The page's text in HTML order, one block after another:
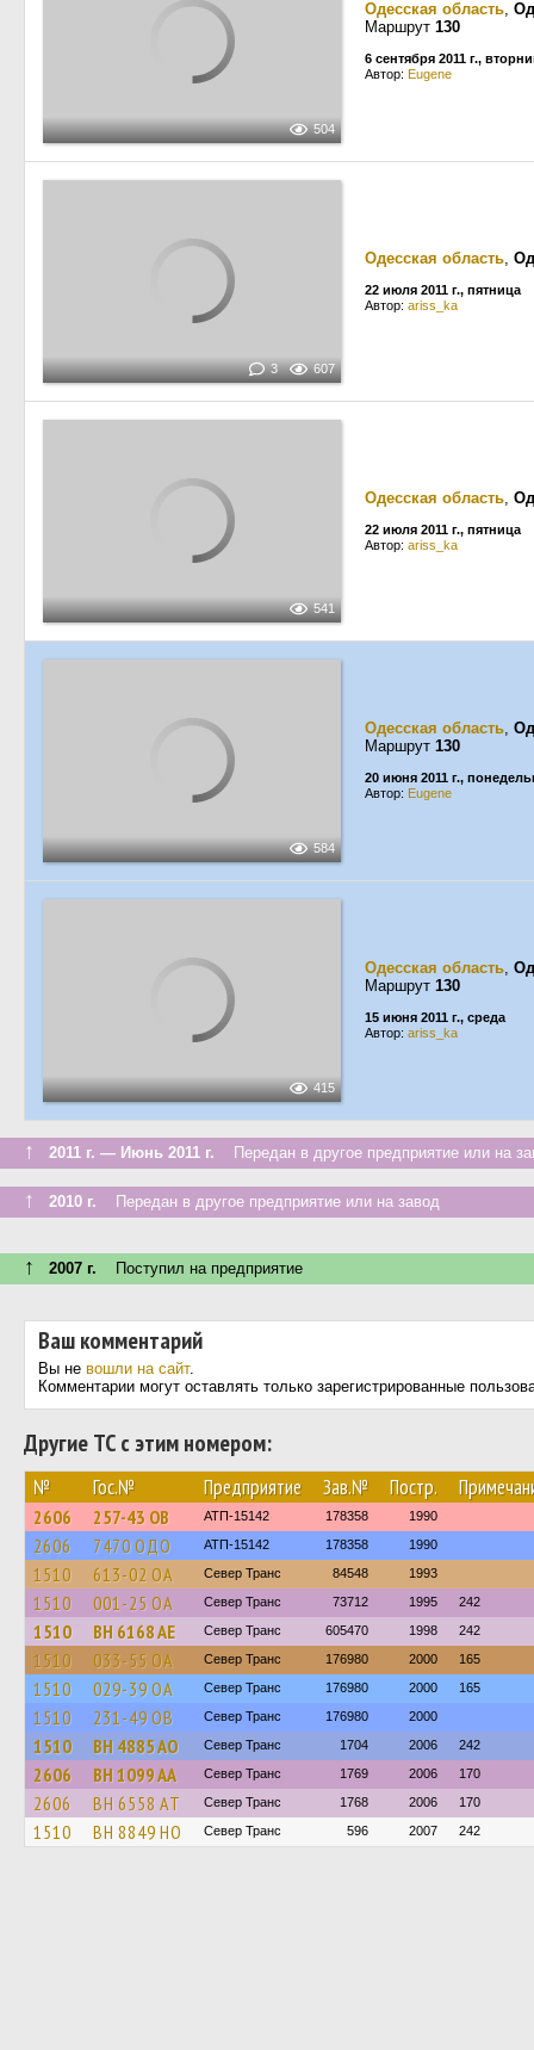
504
Одесская область,
Маршрут 130
6 сентября 2011 г.,
Автор: Eugene
3 607
Одесская область,
22 июля 2011 г., пятница
Автор: ariss_ka
541
Одесская область,
22 июля 2011 г., пятница
Автор: ariss_ka
584
Одесская область,
Маршрут 130
20 июня 2011 г.,
Автор: Eugene
415
Одесская область,
Маршрут 130
15 июня 2011 г., среда
Автор: ariss_ka
↑ 2011 г. — Июнь 2011 г. Передан в другое предприятие или на
↑ 2010 г. Передан в другое предприятие или на завод
↑ 2007 г. Поступил на предприятие
Ваш комментарий
Вы не вошли на сайт.
Комментарии могут оставлять только зарегистрированные
Другие ТС с этим номером:
№ Гос.№ Предприятие Зав.№ Постр.
2606 257-43 ОВ АТП-15142 178358 1990
2606 7470 ОДО АТП-15142 178358 1990
1510 613-02 ОА Север Транс 84548 1993
1510 001-25 ОА Север Транс 73712 1995 242
1510 BH 6168 AE Север Транс 605470 1998 242
1510 033-55 ОА Север Транс 176980 2000 165
1510 029-39 ОА Север Транс 176980 2000 165
1510 231-49 ОВ Север Транс 176980 2000
1510 BH 4885 AO Север Транс 1704 2006 242
2606 BH 1099 AA Север Транс 1769 2006 170
2606 BH 6558 AT Север Транс 1768 2006 170
1510 BH 8849 HO Север Транс 596 2007 242